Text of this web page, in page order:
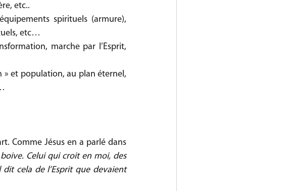
etc..
spirituels (armure),
etc…
marche par l’Esprit,
» et population, au plan éternel,
Comme Jésus en a parlé dans
Celui qui croit en moi, des
cela de l’Esprit que devaient